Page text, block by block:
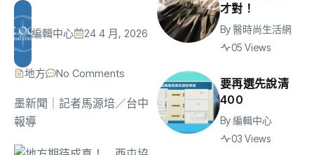
編輯中心 24 4 月, 2026
地方 No Comments
墨新聞 ｜記者馬源培／台中
報導
才對！
By醫時尚生活網
05 Views
要再選先說清
400
By編輯中心
03 Views